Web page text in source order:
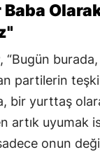
, “Bugün
partilerin
bir yurttaş
artık uyumak
onun